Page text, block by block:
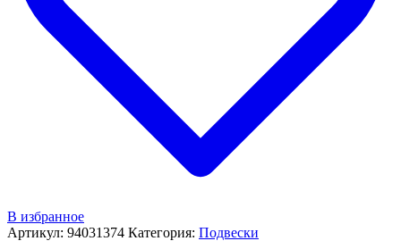
В избранное
Артикул: 94031374 Категория: Подвески